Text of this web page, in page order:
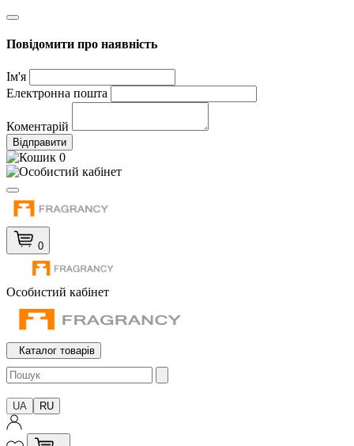
Повідомити про наявність
Ім'я
Електронна пошта
Коментарій
Відправити
0
0
Особистий кабінет
Каталог товарів
UA RU